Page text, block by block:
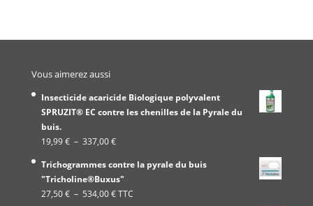
Vous aimerez aussi
Insecticide acaricide Biologique polyvalent
SPRUZIT® EC contre les chenilles de la Pyrale du
buis.
19,99€ – 337,00€Plage
prix :
19,99 €
à
Trichogrammes contre la pyrale du buis
"Tricholine®Buxus"
27,50€ – 534,00€Plage
TTC